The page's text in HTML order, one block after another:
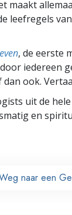
maakt
leefregels van
, de eerste
iedereen
ook.
uit de
en
naar een